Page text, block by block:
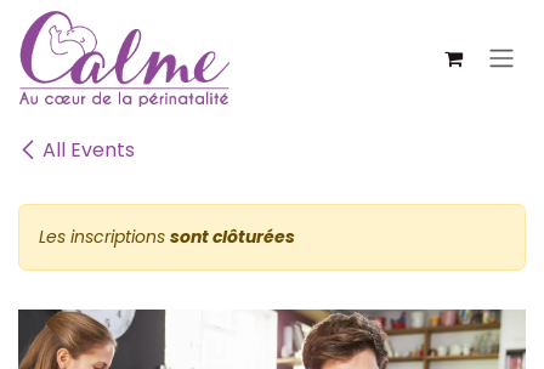
SE RENDRE AU CONTENU
All Events
Les inscriptions sont clôturées